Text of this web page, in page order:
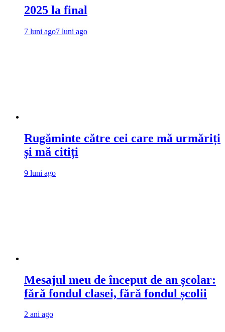
2025 la final
7 luni ago7 luni ago
Rugăminte către cei care mă urmăriți
și mă citiți
9 luni ago
Mesajul meu de început de an școlar:
fără fondul clasei, fără fondul școlii
2 ani ago